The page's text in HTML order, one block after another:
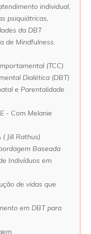
individual,
psiquiátricas,
da DBT
de Mindfulness.
(TCC)
Dialética (DBT)
e Parentalidade
- Com Melanie
Jill Rathus)
Baseada
Indivíduos em
de vidas que
em DBT para